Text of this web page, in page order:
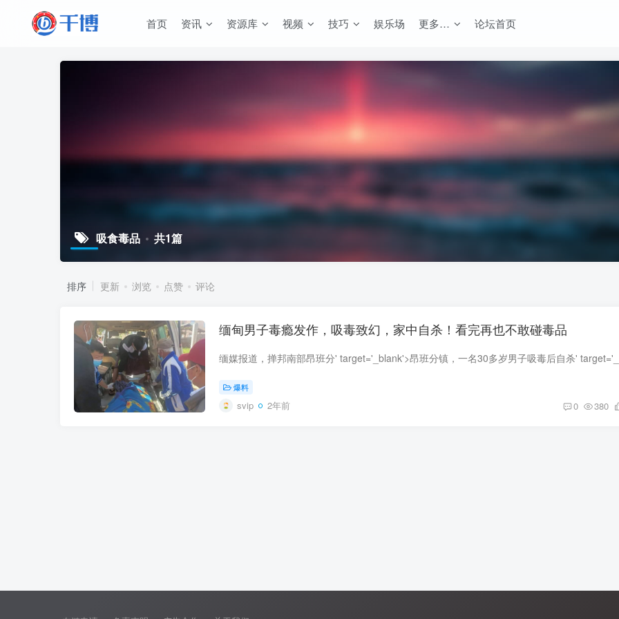
首页 资讯 资源库 视频 技巧 娱乐场 更多… 论坛首页
吸食毒品 共1篇
排序 更新 浏览 点赞 评论
缅甸男子毒瘾发作，吸毒致幻，家中自杀！看完再也不敢碰毒品
爆料
svip 2年前 0 380